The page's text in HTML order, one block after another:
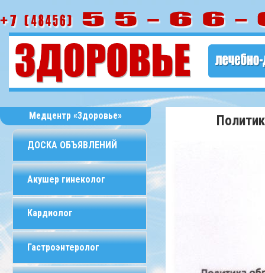
Медцентр «Здоровье»
ДОСКА ОБЪЯВЛЕНИЙ
Акушер гинеколог
Кардиолог
Гастроэнтеролог